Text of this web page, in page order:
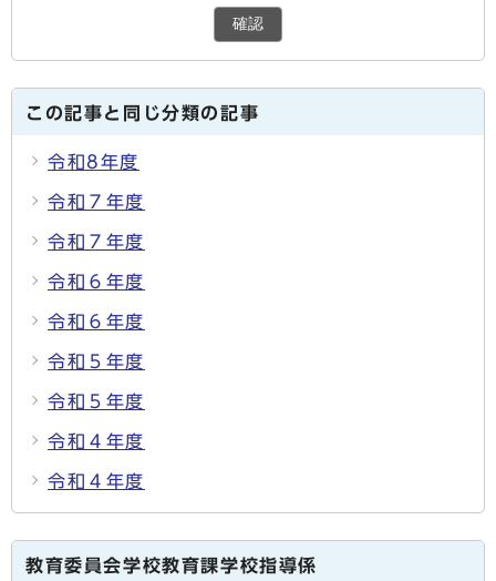
確認
この記事と同じ分類の記事
令和8年度
令和７年度
令和７年度
令和６年度
令和６年度
令和５年度
令和５年度
令和４年度
令和４年度
教育委員会学校教育課学校指導係